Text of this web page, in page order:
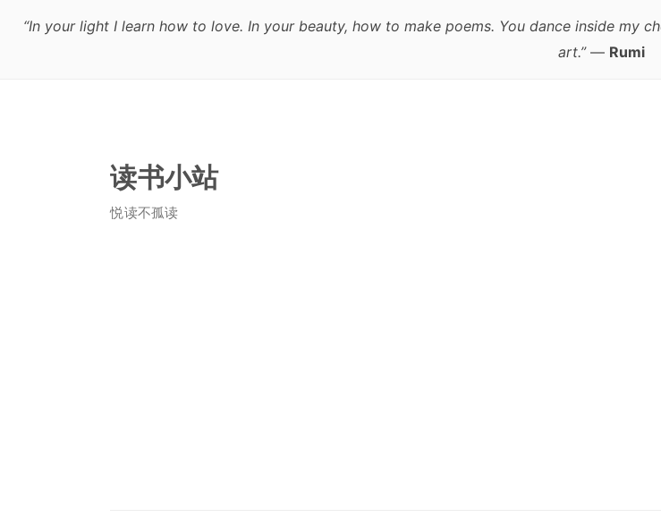
“In your light I learn how to love. In your beauty, how to make poems. You dance inside my
art.”— Rumi
读书小站
悦读不孤读